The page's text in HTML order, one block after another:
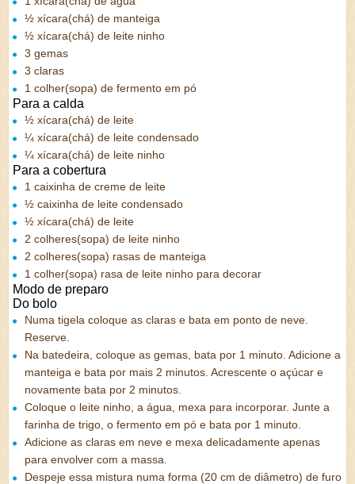
½ xícara(chá) de manteiga
½ xícara(chá) de leite ninho
3 gemas
3 claras
1 colher(sopa) de fermento em pó
Para a calda
½ xícara(chá) de leite
¼ xícara(chá) de leite condensado
¼ xícara(chá) de leite ninho
Para a cobertura
1 caixinha de creme de leite
½ caixinha de leite condensado
½ xícara(chá) de leite
2 colheres(sopa) de leite ninho
2 colheres(sopa) rasas de manteiga
1 colher(sopa) rasa de leite ninho para decorar
Modo de preparo
Do bolo
Numa tigela coloque as claras e bata em ponto de neve.
Reserve.
Na batedeira, coloque as gemas, bata por 1 minuto. Adicione a
manteiga e bata por mais 2 minutos. Acrescente o açúcar e
novamente bata por 2 minutos.
Coloque o leite ninho, a água, mexa para incorporar. Junte a
farinha de trigo, o fermento em pó e bata por 1 minuto.
Adicione as claras em neve e mexa delicadamente apenas
para envolver com a massa.
Despeje essa mistura numa forma (20 cm de diâmetro) de furo